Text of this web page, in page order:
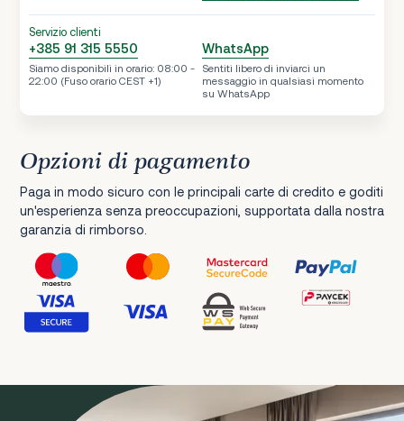
Servizio clienti
+385 91 315 5550
Siamo disponibili in orario: 08:00 -
22:00 (Fuso orario CEST +1)
WhatsApp
Sentiti libero di inviarci un
messaggio in qualsiasi momento
su WhatsApp
Opzioni di pagamento
Paga in modo sicuro con le principali carte di credito e goditi
un'esperienza senza preoccupazioni, supportata dalla nostra
garanzia di rimborso.